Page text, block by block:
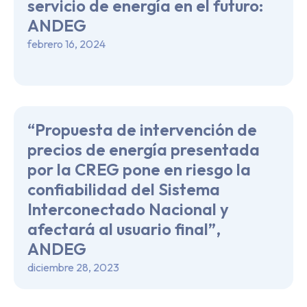
servicio de energía en el futuro:
ANDEG
febrero 16, 2024
“Propuesta de intervención de
precios de energía presentada
por la CREG pone en riesgo la
confiabilidad del Sistema
Interconectado Nacional y
afectará al usuario final”,
ANDEG
diciembre 28, 2023